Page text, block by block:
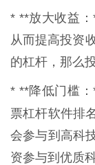
* **放大收益
从而提高投资
的杠杆，那么
* **降低门槛
票杠杆软件排
会参与到高科
资参与到优质